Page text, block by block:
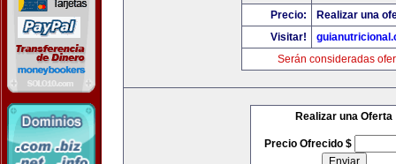
Precio:
Realizar una
Visitar!
Serán consideradas
Realizar una Oferta
Precio Ofrecido $